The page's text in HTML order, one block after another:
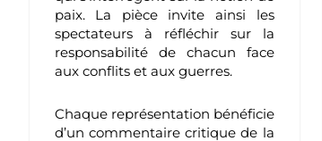
paix. La pièce invite ainsi les
spectateurs à réfléchir sur la
responsabilité de chacun face
aux conflits et aux guerres.
Chaque représentation bénéficie
d’un commentaire critique de la